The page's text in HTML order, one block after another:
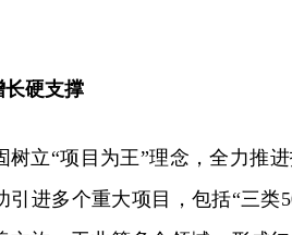
长硬支撑
立“项目为王”理念，全力推
进多个重大项目，包括“三类